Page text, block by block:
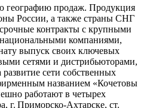
географию продаж. Продукция
России, а также страны СНГ
контракты с крупными
компаниями,
выпуск своих ключевых
сетями и дистрибьюторами,
сети собственных
названием «Кочетовы
работают в четырех
г. Приморско-Ахтарске, ст.